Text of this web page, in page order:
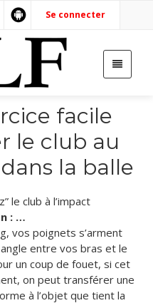
Se connecter
facile
le club au
la balle
le club à l’impact
: …
vos poignets s’arment
entre vos bras et le
un coup de fouet, si cet
on peut transférer une
à l’objet que tient la